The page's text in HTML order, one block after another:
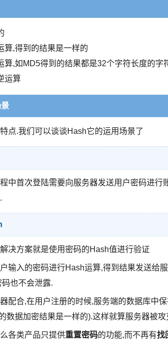
算,得到的结果是一样的
算,如MD5得到的结果都是32个字符长度的字
运算
点.我们可以谈谈Hash它的运用场景了
中首次登陆需要向服务器发送用户密码进
决方案就是使用密码的Hash值进行验证
输入的密码进行Hash运算,得到结果发送给
也不会泄露.
配合,在用户注册的时候,服务端的数据库中
数据加密结果是一样的).这样就算服务器被
各类产品只提供重置密码的功能,而不再有找